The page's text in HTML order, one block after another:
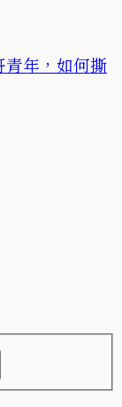
青年，如何撕